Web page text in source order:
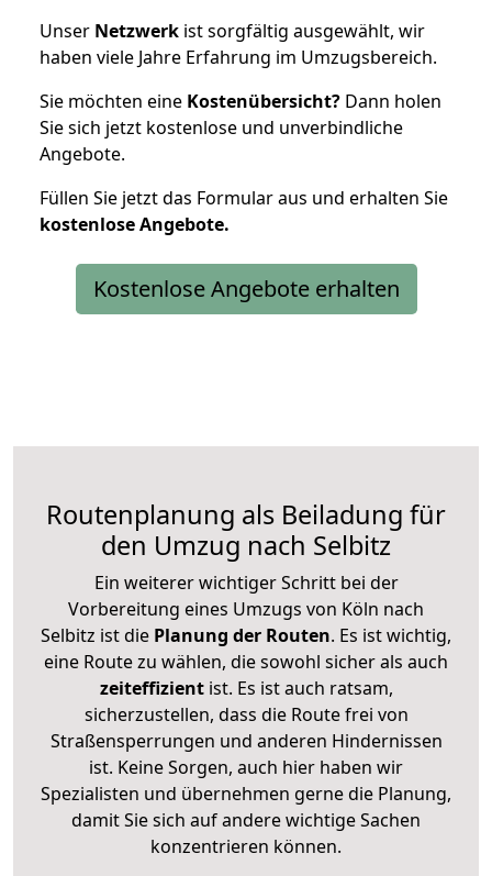
Unser Netzwerk ist sorgfältig ausgewählt, wir
haben viele Jahre Erfahrung im Umzugsbereich.
Sie möchten eine Kostenübersicht? Dann holen
Sie sich jetzt kostenlose und unverbindliche
Angebote.
Füllen Sie jetzt das Formular aus und erhalten Sie
kostenloseAngebote.
Kostenlose Angebote erhalten
Routenplanung als Beiladung für
den Umzug nach Selbitz
Ein weiterer wichtiger Schritt bei der
Vorbereitung eines Umzugs von Köln nach
Selbitz ist die Planung der Routen. Es ist wichtig,
eine Route zu wählen, die sowohl sicher als auch
zeiteffizientist. Es ist auch ratsam,
sicherzustellen, dass die Route frei von
Straßensperrungen und anderen Hindernissen
ist. Keine Sorgen, auch hier haben wir
Spezialisten und übernehmen gerne die Planung,
damit Sie sich auf andere wichtige Sachen
konzentrieren können.